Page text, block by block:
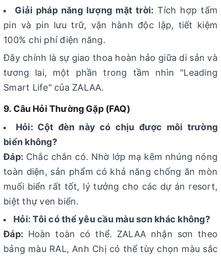
Giải pháp năng lượng mặt trời: Tích hợp tấm
pin và pin lưu trữ, vận hành độc lập, tiết kiệm
100% chi phí điện năng.
Đây chính là sự giao thoa hoàn hảo giữa di sản và
tương lai, một phần trong tầm nhìn "Leading
Smart Life" của ZALAA.
9. Câu Hỏi Thường Gặp (FAQ)
Hỏi: Cột đèn này có chịu được môi trường
biển không?
Đáp: Chắc chắn có. Nhờ lớp mạ kẽm nhúng nóng
toàn diện, sản phẩm có khả năng chống ăn mòn
muối biển rất tốt, lý tưởng cho các dự án resort,
biệt thự ven biển.
Hỏi: Tôi có thể yêu cầu màu sơn khác không?
Đáp: Hoàn toàn có thể. ZALAA nhận sơn theo
bảng màu RAL, Anh Chị có thể tùy chọn màu sắc